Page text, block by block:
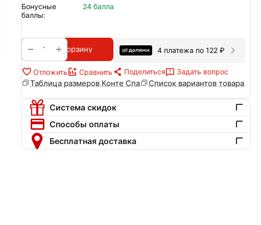
Бонусные
баллы:
24 балла
+
− В корзину 4 платежа по 122 ₽
Отложить Сравнить Поделиться Задать вопрос
Таблица размеров Конте Спа Список вариантов товара
Система скидок
Способы оплаты
Бесплатная доставка